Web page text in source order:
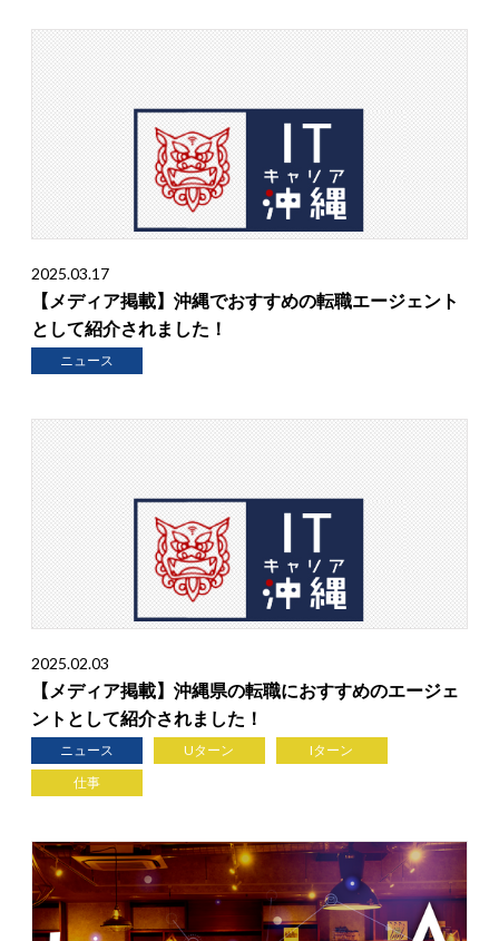
2025.03.17
【メディア掲載】沖縄でおすすめの転職エージェント
として紹介されました！
ニュース
2025.02.03
【メディア掲載】沖縄県の転職におすすめのエージェ
ントとして紹介されました！
ニュース Uターン
Iターン
仕事